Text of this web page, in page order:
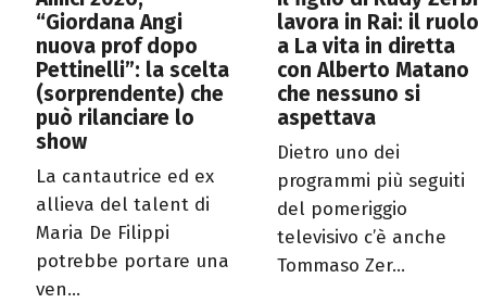
“Giordana Angi
nuova prof dopo
Pettinelli”: la scelta
(sorprendente) che
può rilanciare lo
show
La cantautrice ed ex
allieva del talent di
Maria De Filippi
potrebbe portare una
ven...
lavora in Rai: il ruolo
a La vita in diretta
con Alberto Matano
che nessuno si
aspettava
Dietro uno dei
programmi più seguiti
del pomeriggio
televisivo c’è anche
Tommaso Zer...